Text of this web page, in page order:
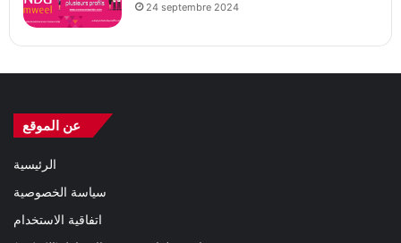
24 septembre 2024
عن الموقع
الرئيسية
سياسة الخصوصية
اتفاقية الاستخدام